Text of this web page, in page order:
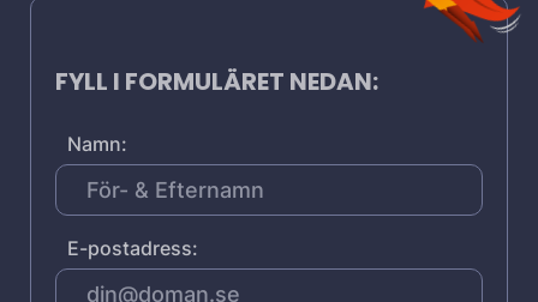
FYLL I FORMULÄRET NEDAN:
Namn:
E-postadress: